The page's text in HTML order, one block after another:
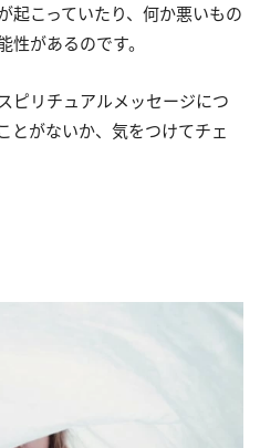
起こっていたり、何か悪いもの
があるのです。
ピリチュアルメッセージにつ
とがないか、気をつけてチェ